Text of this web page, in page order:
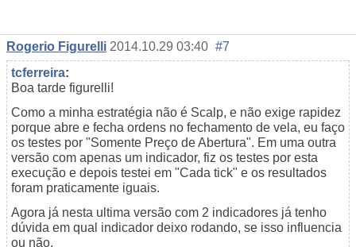
Rogerio Figurelli 2014.10.29 03:40 #7
tcferreira:
Boa tarde figurelli!
Como a minha estratégia não é Scalp, e não exige rapidez
porque abre e fecha ordens no fechamento de vela, eu faço
os testes por "Somente Preço de Abertura". Em uma outra
versão com apenas um indicador, fiz os testes por esta
execução e depois testei em "Cada tick" e os resultados
foram praticamente iguais.
Agora já nesta ultima versão com 2 indicadores já tenho
dúvida em qual indicador deixo rodando, se isso influencia
ou não.